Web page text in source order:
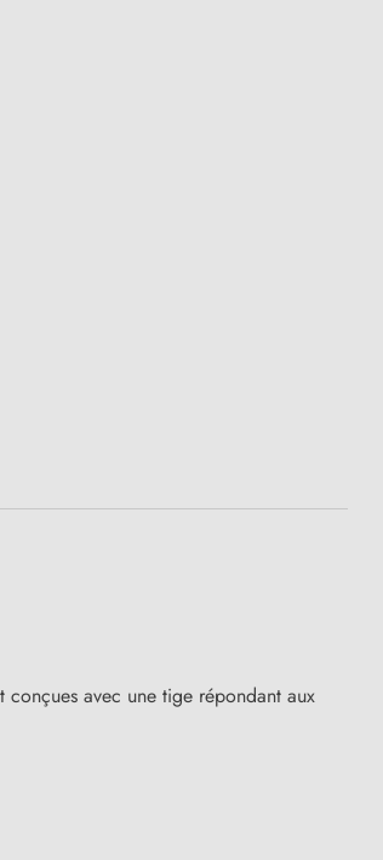
avec une tige répondant aux